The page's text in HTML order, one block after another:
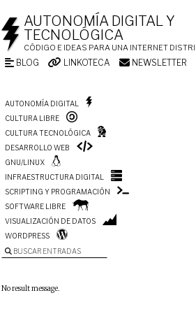
AUTONOMÍA DIGITAL Y
TECNOLÓGICA
CÓDIGO E IDEAS PARA UNA INTERNET
BLOG LINKOTECA NEWSLETTER
AUTONOMÍA DIGITAL
CULTURA LIBRE
CULTURA TECNOLÓGICA
DESARROLLO WEB
GNU/LINUX
INFRAESTRUCTURA DIGITAL
SCRIPTING Y PROGRAMACIÓN
SOFTWARE LIBRE
VISUALIZACIÓN DE DATOS
WORDPRESS
BUSCAR ENTRADAS
No result message.